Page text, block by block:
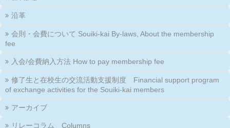
沿革
会則・会費について Souiki-kai By-laws, About the membership
fee
入会/会費納入方法 How to pay membership fee
修了生と在校生の交流活動支援制度 Financial support program
of exchange activities for the Souiki-kai members
アーカイブ
リレーコラム Columns